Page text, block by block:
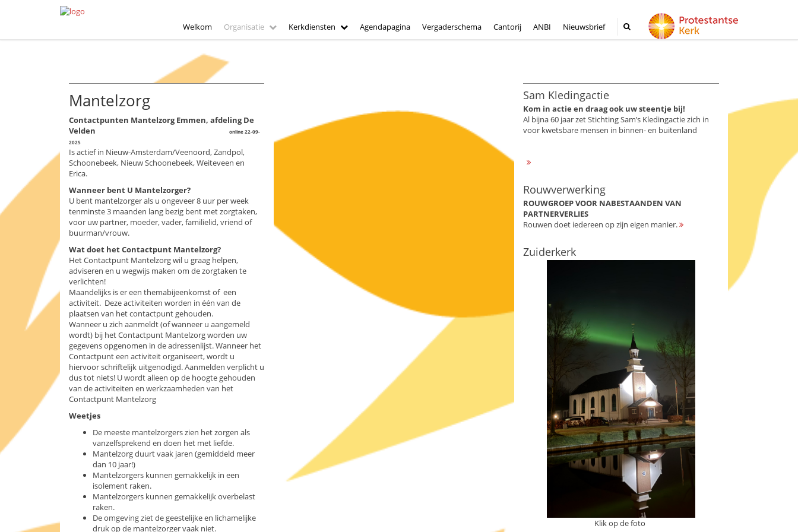
Welkom Organisatie Kerkdiensten Agendapagina Vergaderschema Cantorij ANBI Nieuwsbrief
Mantelzorg
Contactpunten Mantelzorg Emmen, afdeling De
Velden
online 22-09-
2025
Is actief in Nieuw-Amsterdam/Veenoord, Zandpol,
Schoonebeek, Nieuw Schoonebeek, Weiteveen en
Erica.
Wanneer bent U Mantelzorger?
U bent mantelzorger als u ongeveer 8 uur per week
tenminste 3 maanden lang bezig bent met zorgtaken,
voor uw partner, moeder, vader, familielid, vriend of
buurman/vrouw.
Wat doet het Contactpunt Mantelzorg?
Het Contactpunt Mantelzorg wil u graag helpen,
adviseren en u wegwijs maken om de zorgtaken te
verlichten!
Maandelijks is er een themabijeenkomst of een
activiteit. Deze activiteiten worden in één van de
plaatsen van het contactpunt gehouden.
Wanneer u zich aanmeldt (of wanneer u aangemeld
wordt) bij het Contactpunt Mantelzorg worden uw
gegevens opgenomen in de adressenlijst. Wanneer het
Contactpunt een activiteit organiseert, wordt u
hiervoor schriftelijk uitgenodigd. Aanmelden verplicht u
dus tot niets! U wordt alleen op de hoogte gehouden
van de activiteiten en werkzaamheden van het
Contactpunt Mantelzorg
Weetjes
De meeste mantelzorgers zien het zorgen als
vanzelfsprekend en doen het met liefde.
Mantelzorg duurt vaak jaren (gemiddeld meer
dan 10 jaar!)
Mantelzorgers kunnen gemakkelijk in een
isolement raken.
Mantelzorgers kunnen gemakkelijk overbelast
raken.
De omgeving ziet de geestelijke en lichamelijke
druk op de mantelzorger vaak niet.
Sam Kledingactie
Kom in actie en draag ook uw steentje bij!
Al bijna 60 jaar zet Stichting Sam’s Kledingactie zich in
voor kwetsbare mensen in binnen- en buitenland
Rouwverwerking
ROUWGROEP VOOR NABESTAANDEN VAN
PARTNERVERLIES
Rouwen doet iedereen op zijn eigen manier.
Zuiderkerk
Klik op de foto